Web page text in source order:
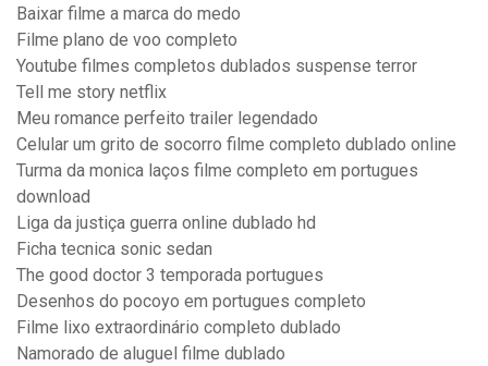
Baixar filme a marca do medo
Filme plano de voo completo
Youtube filmes completos dublados suspense terror
Tell me story netflix
Meu romance perfeito trailer legendado
Celular um grito de socorro filme completo dublado online
Turma da monica laços filme completo em portugues
download
Liga da justiça guerra online dublado hd
Ficha tecnica sonic sedan
The good doctor 3 temporada portugues
Desenhos do pocoyo em portugues completo
Filme lixo extraordinário completo dublado
Namorado de aluguel filme dublado